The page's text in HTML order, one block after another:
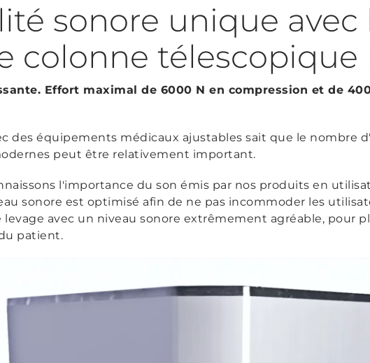
sonore unique avec
colonne télescopique
Effort maximal de 6000 N en compression et de
des équipements médicaux ajustables sait que le nombre
peut être relativement important.
l'importance du son émis par nos produits en
sonore est optimisé afin de ne pas incommoder les
avec un niveau sonore extrêmement agréable, pour
patient.